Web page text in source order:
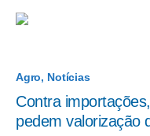
Agro Notícias
Contra
pedem valorização